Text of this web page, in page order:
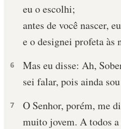
SALMO DO DIA
DEVOCIONAL DIÁRIO
10 MANDAMENTOS
ESTUDOS BÍBLICOS
ESBOÇOS DE PREGAÇÃO
eu o escolhi;
antes de você nascer,
e o designei profeta às
6
Mas eu disse: Ah,
sei falar, pois ainda
7
O Senhor, porém, me
muito jovem. A todos